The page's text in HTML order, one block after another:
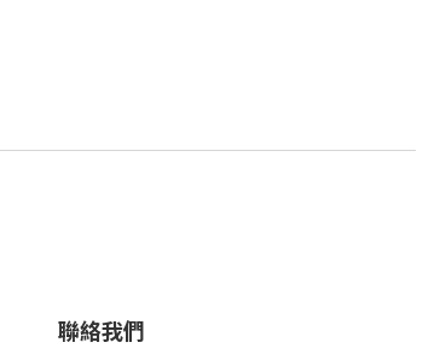
聯絡我們